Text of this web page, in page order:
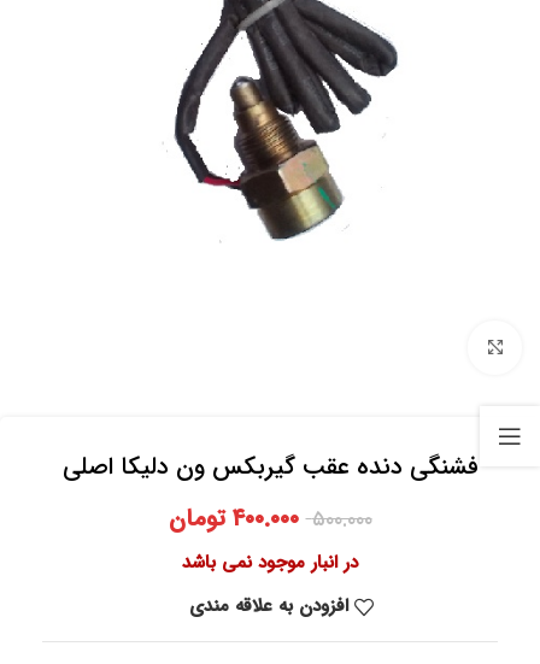
فشنگی دنده عقب گیربکس ون دلیکا اصلی
۵۰۰.۰۰۰ ۴۰۰.۰۰۰ تومان
در انبار موجود نمی باشد
افزودن به علاقه مندی